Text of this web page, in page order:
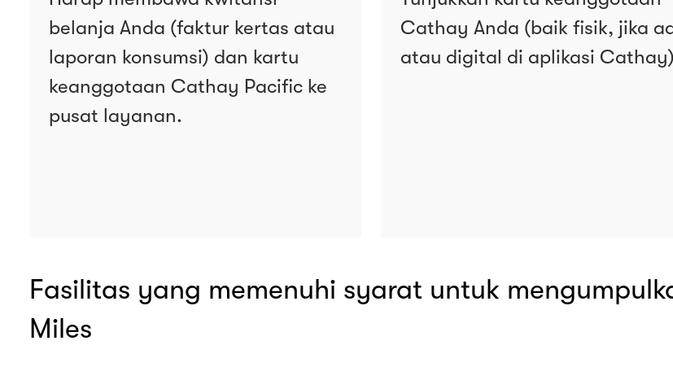
belanja Anda (faktur kertas atau
laporan konsumsi) dan kartu
keanggotaan Cathay Pacific ke
pusat layanan.
Cathay Anda (baik fisik, jika
atau digital di aplikasi Cathay)
Fasilitas yang memenuhi syarat untuk
Miles